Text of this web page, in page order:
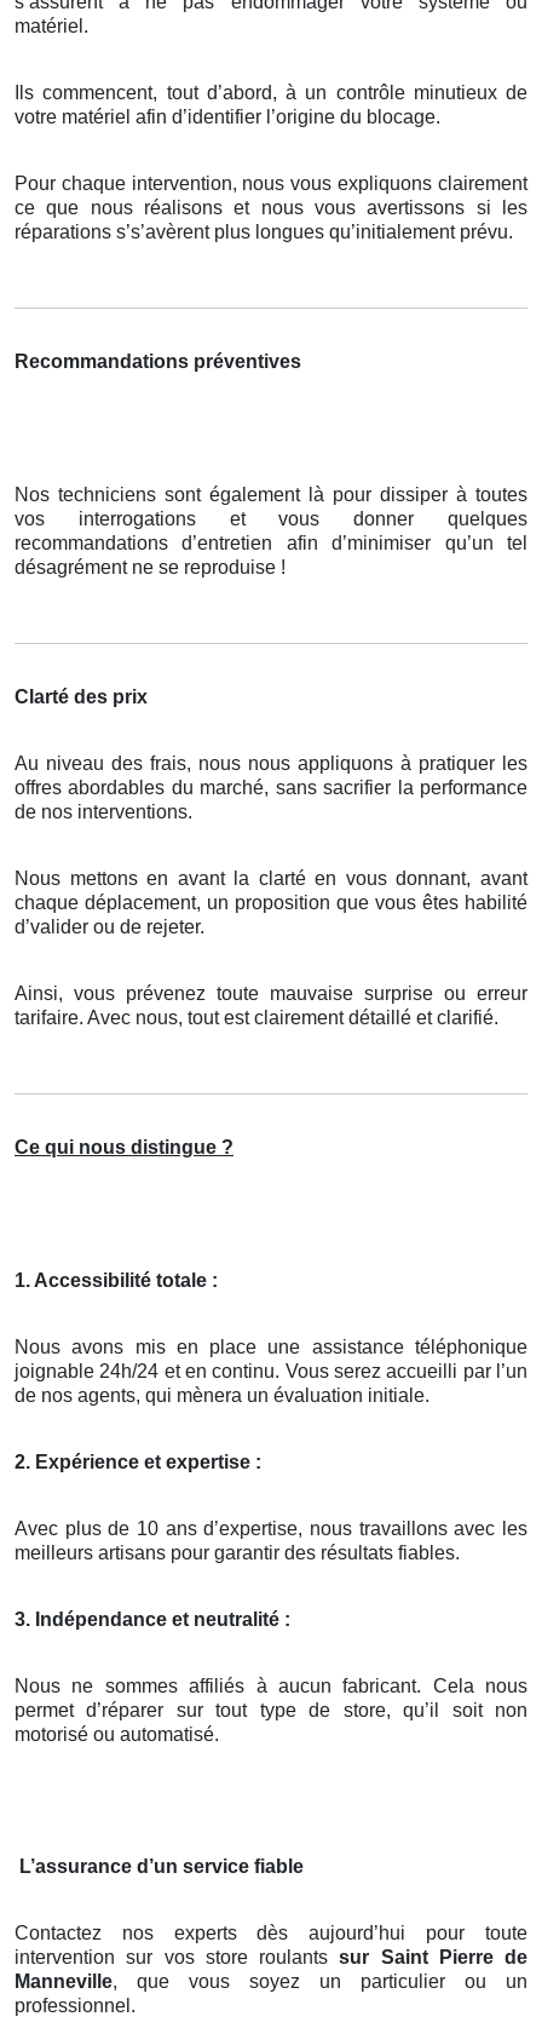
matériel.
Ils commencent, tout d’abord, à un contrôle minutieux de
votre matériel afin d’identifier l’origine du blocage.
Pour chaque intervention, nous vous expliquons clairement
ce que nous réalisons et nous vous avertissons si les
réparations s’s’avèrent plus longues qu’initialement prévu.
Recommandations préventives
Nos techniciens sont également là pour dissiper à toutes
vos interrogations et vous donner quelques
recommandations d’entretien afin d’minimiser qu’un tel
désagrément ne se reproduise !
Clarté des prix
Au niveau des frais, nous nous appliquons à pratiquer les
offres abordables du marché, sans sacrifier la performance
de nos interventions.
Nous mettons en avant la clarté en vous donnant, avant
chaque déplacement, un proposition que vous êtes habilité
d’valider ou de rejeter.
Ainsi, vous prévenez toute mauvaise surprise ou erreur
tarifaire. Avec nous, tout est clairement détaillé et clarifié.
Ce qui nous distingue ?
1. Accessibilité totale :
Nous avons mis en place une assistance téléphonique
joignable 24h/24 et en continu. Vous serez accueilli par l’un
de nos agents, qui mènera un évaluation initiale.
2. Expérience et expertise :
Avec plus de 10 ans d’expertise, nous travaillons avec les
meilleurs artisans pour garantir des résultats fiables.
3. Indépendance et neutralité :
Nous ne sommes affiliés à aucun fabricant. Cela nous
permet d’réparer sur tout type de store, qu’il soit non
motorisé ou automatisé.
L’assurance d’un service fiable
Contactez nos experts dès aujourd’hui pour toute
intervention sur vos store roulantssur Saint Pierre de
Manneville, que vous soyez un particulier ou un
professionnel.